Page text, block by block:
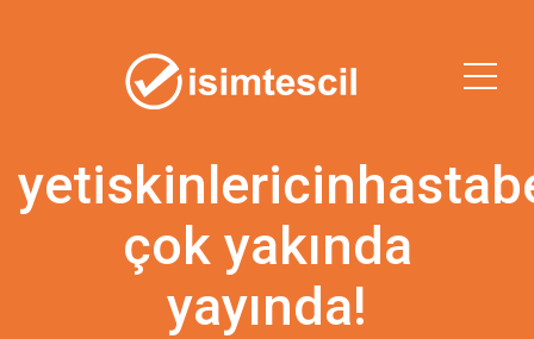
çok yakında
yayında!